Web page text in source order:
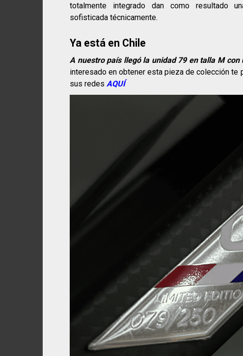
totalmente integrado dan como resultado
sofisticada técnicamente.
Ya está en Chile
A nuestro país llegó la unidad 79 en talla M con
interesado en obtener esta pieza de colección te
sus redes AQUÍ